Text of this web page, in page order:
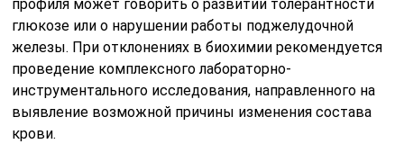
профиля может говорить о развитии толерантности
глюкозе или о нарушении работы поджелудочной
железы. При отклонениях в биохимии рекомендуется
проведение комплексного лабораторно-
инструментального исследования, направленного на
выявление возможной причины изменения состава
крови.